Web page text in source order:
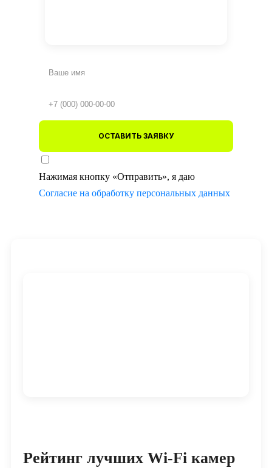
ОСТАВИТЬ ЗАЯВКУ
Нажимая кнопку «Отправить», я даю
Согласие на обработку персональных данных
Рейтинг лучших Wi-Fi камер